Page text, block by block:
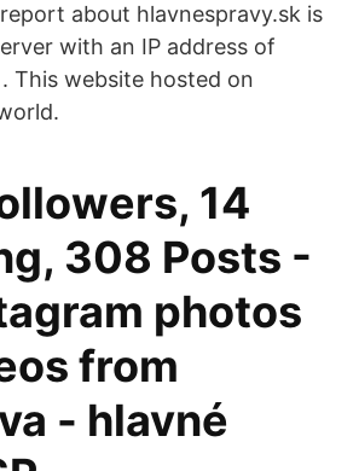
about hlavnespravy.sk is
with an IP address of
This website hosted on
14
308 Posts -
photos
from
- hlavné